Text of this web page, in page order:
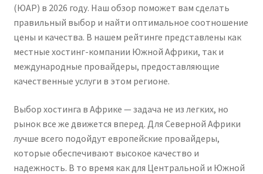
Русский
меню
(ЮАР) в 2026 году. Наш обзор поможет вам сделать
правильный выбор и найти оптимальное соотношение
цены и качества. В нашем рейтинге представлены как
местные хостинг-компании Южной Африки, так и
международные провайдеры, предоставляющие
качественные услуги в этом регионе.
Выбор хостинга в Африке — задача не из легких, но
рынок все же движется вперед. Для Северной Африки
лучше всего подойдут европейские провайдеры,
которые обеспечивают высокое качество и
надежность. В то время как для Центральной и Южной